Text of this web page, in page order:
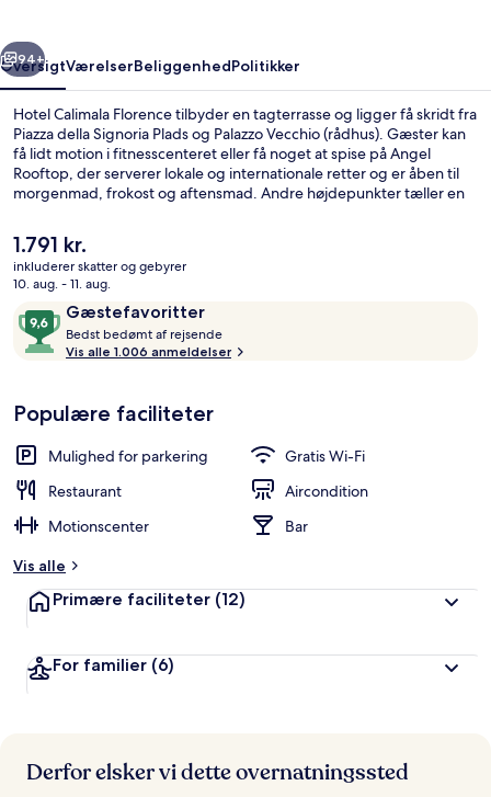
Næste
94+
OversigtVærelserBeliggenhedPolitikker
Hotel Calimala Florence tilbyder en tagterrasse og ligger få skridt fra
Piazza della Signoria Plads og Palazzo Vecchio (rådhus). Gæster kan
få lidt motion i fitnesscenteret eller få noget at spise på Angel
Rooftop, der serverer lokale og internationale retter og er åben til
morgenmad, frokost og aftensmad. Andre højdepunkter tæller en
stedets hjælpsomme personale og bar. Overnatningsstedet ligger
kun en kort gåtur fra offentlig transport: Unità Sporvognsstation
ligger 9 minutter væk og Valfonda - Stazione Santa Maria Novella
Station ligger 11 minutter derfra.
Den
nuværende
pris
1.791 kr.
1.791 kr.
inkluderer skatter og gebyrer
10. aug. - 11. aug.
AnmeldelserGæstefavoritter
9,6
ud
af
Gæstefavoritter
Bedst bedømt af rejsende
e
a
f
d
e
Vis alle 1.006 anmeldelser
Populære faciliteter
Mulighed for parkering
Gratis Wi-Fi
Restaurant
Aircondition
Motionscenter
Bar
Vis alle
Primære faciliteter (12)
For familier (6)
Derfor elsker vi dette overnatningssted